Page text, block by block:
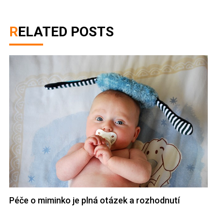
RELATED POSTS
Péče o miminko je plná otázek a rozhodnutí